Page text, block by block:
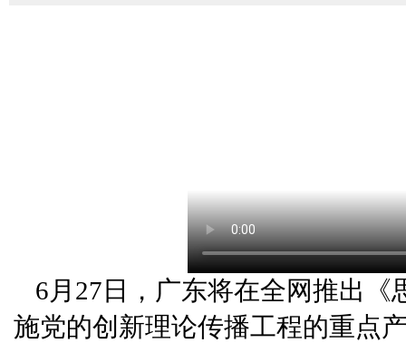
6月27日，广东将在全网推出
施党的创新理论传播工程的重点